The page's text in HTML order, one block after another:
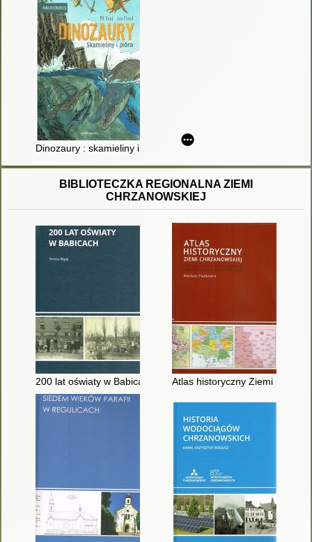
Dinozaury : skamieliny i pióra
BIBLIOTECZKA REGIONALNA ZIEMI
CHRZANOWSKIEJ
200 lat oświaty w Babicach Atlas historyczny Ziemi